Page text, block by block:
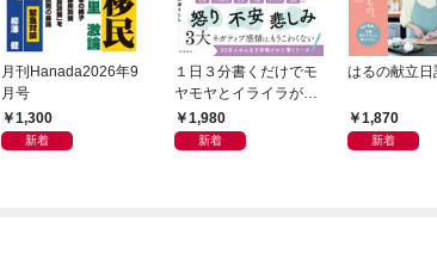
月刊Hanada2026年9
月号
1,300
新着
１日３分書くだけでモ
ヤモヤとイライラが消
える こころの毒出し
ノート
1,980
新着
はるの献立日
1,870
新着